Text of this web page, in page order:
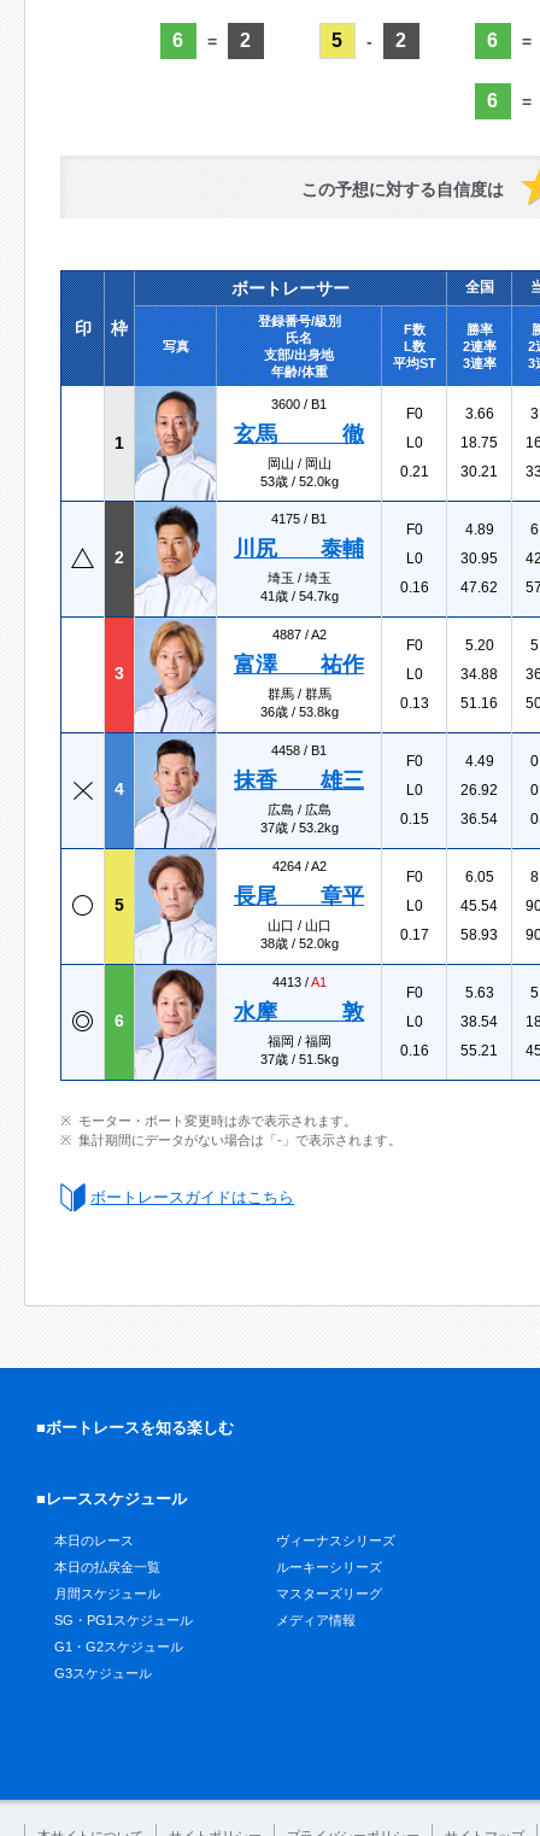
6 = 2 5 - 2 6 =
6 =
この予想に対する自信度は
印 枠
ボートレーサー 全国
写真
登録番号/級別
氏名
支部/出身地
年齢/体重
F数
L数
平均ST
勝率
2連率
3連率
2
3
1
3600 / B1
玄馬 徹
岡山 / 岡山
53歳 / 52.0kg
F0
L0
0.21
3.66
18.75
30.21
2
4175 / B1
川尻 泰輔
埼玉 / 埼玉
41歳 / 54.7kg
F0
L0
0.16
4.89
30.95
47.62
3
4887 /A2
富澤 祐作
群馬 / 群馬
36歳 / 53.8kg
F0
L0
0.13
5.20
34.88
51.16
4
4458 / B1
抹香 雄三
広島 / 広島
37歳 / 53.2kg
F0
L0
0.15
4.49
26.92
36.54
5
4264 /A2
長尾 章平
山口 / 山口
38歳 / 52.0kg
F0
L0
0.17
6.05
45.54
58.93
6
4413 /A1
水摩 敦
福岡 / 福岡
37歳 / 51.5kg
F0
L0
0.16
5.63
38.54
55.21
モーター・ボート変更時は赤で表示されます。
集計期間にデータがない場合は「-」で表示されます。
ボートレースガイドはこちら
■ボートレースを知る楽しむ
■レーススケジュール
本日のレース
本日の払戻金一覧
月間スケジュール
SG・PG1スケジュール
G1・G2スケジュール
G3スケジュール
ヴィーナスシリーズ
ルーキーシリーズ
マスターズリーグ
メディア情報